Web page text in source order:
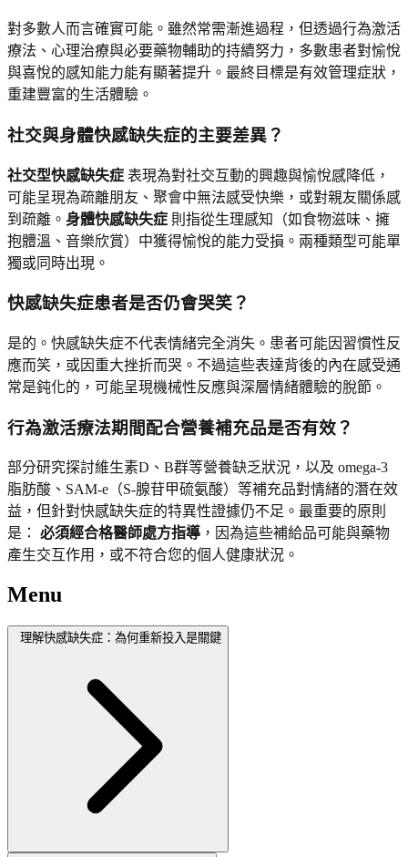
對多數人而言確實可能。雖然常需漸進過程，但透過行為激活
療法、心理治療與必要藥物輔助的持續努力，多數患者對愉悅
與喜悅的感知能力能有顯著提升。最終目標是有效管理症狀，
重建豐富的生活體驗。
社交與身體快感缺失症的主要差異？
社交型快感缺失症 表現為對社交互動的興趣與愉悅感降低，
可能呈現為疏離朋友、聚會中無法感受快樂，或對親友關係感
到疏離。 身體快感缺失症 則指從生理感知（如食物滋味、擁
抱體溫、音樂欣賞）中獲得愉悅的能力受損。兩種類型可能單
獨或同時出現。
快感缺失症患者是否仍會哭笑？
是的。快感缺失症不代表情緒完全消失。患者可能因習慣性反
應而笑，或因重大挫折而哭。不過這些表達背後的內在感受通
常是鈍化的，可能呈現機械性反應與深層情緒體驗的脫節。
行為激活療法期間配合營養補充品是否有效？
部分研究探討維生素D、B群等營養缺乏狀況，以及 omega-3
脂肪酸、SAM-e（S-腺苷甲硫氨酸）等補充品對情緒的潛在效
益，但針對快感缺失症的特異性證據仍不足。最重要的原則
是： 必須經合格醫師處方指導，因為這些補給品可能與藥物
產生交互作用，或不符合您的個人健康狀況。
Menu
理解快感缺失症：為何重新投入是關鍵